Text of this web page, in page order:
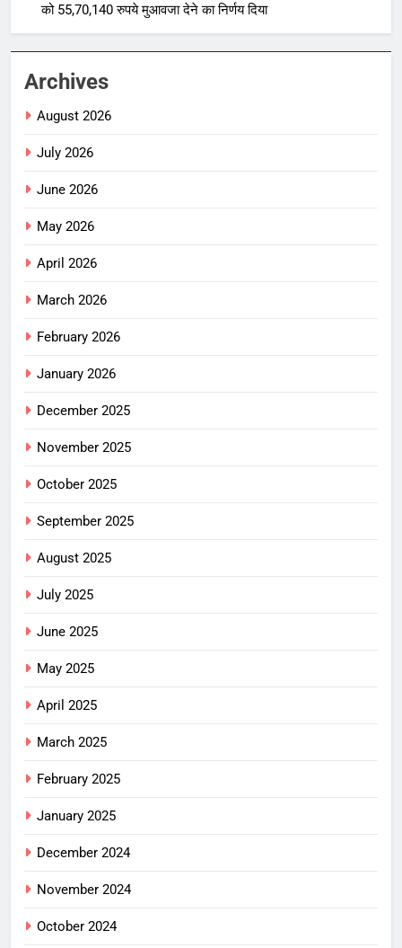
को 55,70,140 रुपये मुआवजा देने का निर्णय दिया
Archives
August 2026
July 2026
June 2026
May 2026
April 2026
March 2026
February 2026
January 2026
December 2025
November 2025
October 2025
September 2025
August 2025
July 2025
June 2025
May 2025
April 2025
March 2025
February 2025
January 2025
December 2024
November 2024
October 2024